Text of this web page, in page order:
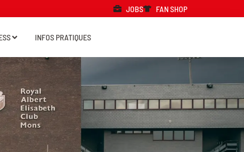
JOBS FAN SHOP
INFOS PRATIQUES